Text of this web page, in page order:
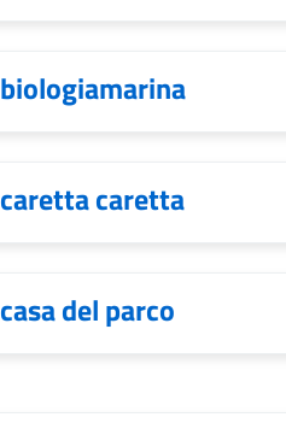
biologiamarina
caretta caretta
casa del parco